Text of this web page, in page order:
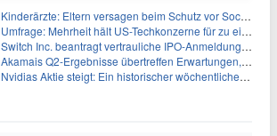
Kinderärzte: Eltern versagen beim Schutz vor Social Media
Umfrage: Mehrheit hält US-Techkonzerne für zu einflussreich
Switch Inc. beantragt vertrauliche IPO-Anmeldung im Zuge des AI-Booms
Akamais Q2-Ergebnisse übertreffen Erwartungen, doch Aktien fallen: Ein tieferer Blick
Nvidias Aktie steigt: Ein historischer wöchentlicher Anstieg, getrieben von Innovation und Marktnachfrage